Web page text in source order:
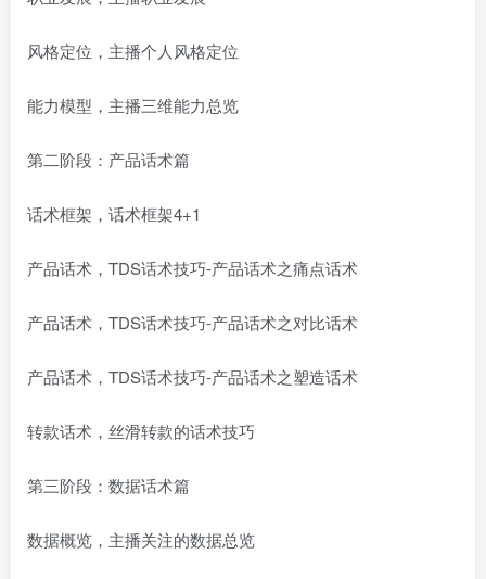
风格定位，主播个人风格定位
能力模型，主播三维能力总览
第二阶段：产品话术篇
话术框架，话术框架4+1
产品话术，TDS话术技巧-产品话术之痛点话术
产品话术，TDS话术技巧-产品话术之对比话术
产品话术，TDS话术技巧-产品话术之塑造话术
转款话术，丝滑转款的话术技巧
第三阶段：数据话术篇
数据概览，主播关注的数据总览